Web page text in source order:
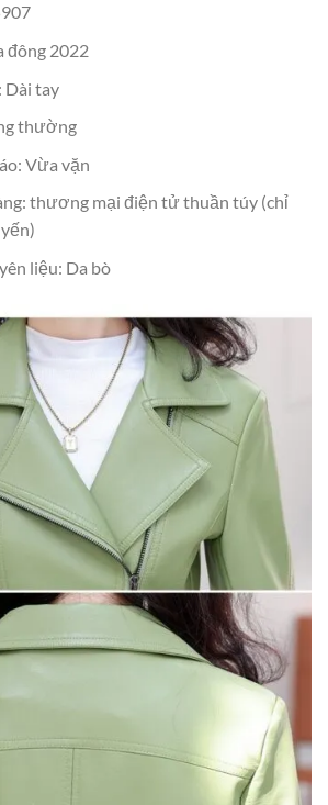
đông 2022
Dài tay
thường
Vừa vặn
thương mại điện tử thuần túy (chỉ
liệu: Da bò